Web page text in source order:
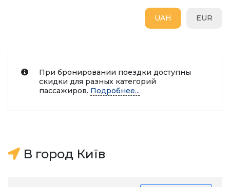
EUR
UAH
При бронировании поездки доступны
скидки для разных категорий
пассажиров. Подробнее...
В город Київ